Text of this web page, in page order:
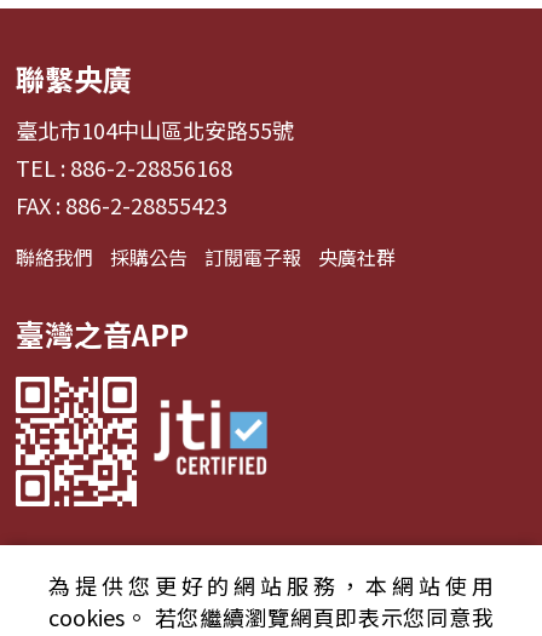
聯繫央廣
臺北市104中山區北安路55號
TEL : 886-2-28856168
FAX : 886-2-28855423
聯絡我們 採購公告 訂閱電子報 央廣社群
臺灣之音APP
© 2024財團法人中央廣播電臺 版權所有
為提供您更好的網站服務，本網站使用
cookies。 若您繼續瀏覽網頁即表示您同意我